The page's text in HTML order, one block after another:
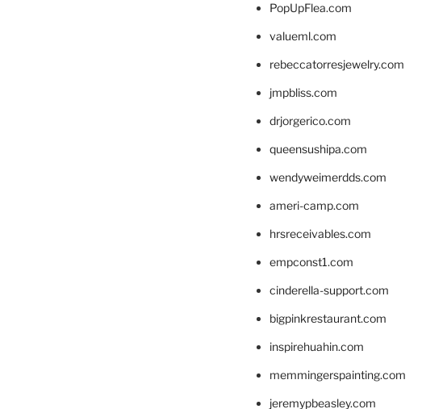
PopUpFlea.com
valueml.com
rebeccatorresjewelry.com
jmpbliss.com
drjorgerico.com
queensushipa.com
wendyweimerdds.com
ameri-camp.com
hrsreceivables.com
empconst1.com
cinderella-support.com
bigpinkrestaurant.com
inspirehuahin.com
memmingerspainting.com
jeremypbeasley.com